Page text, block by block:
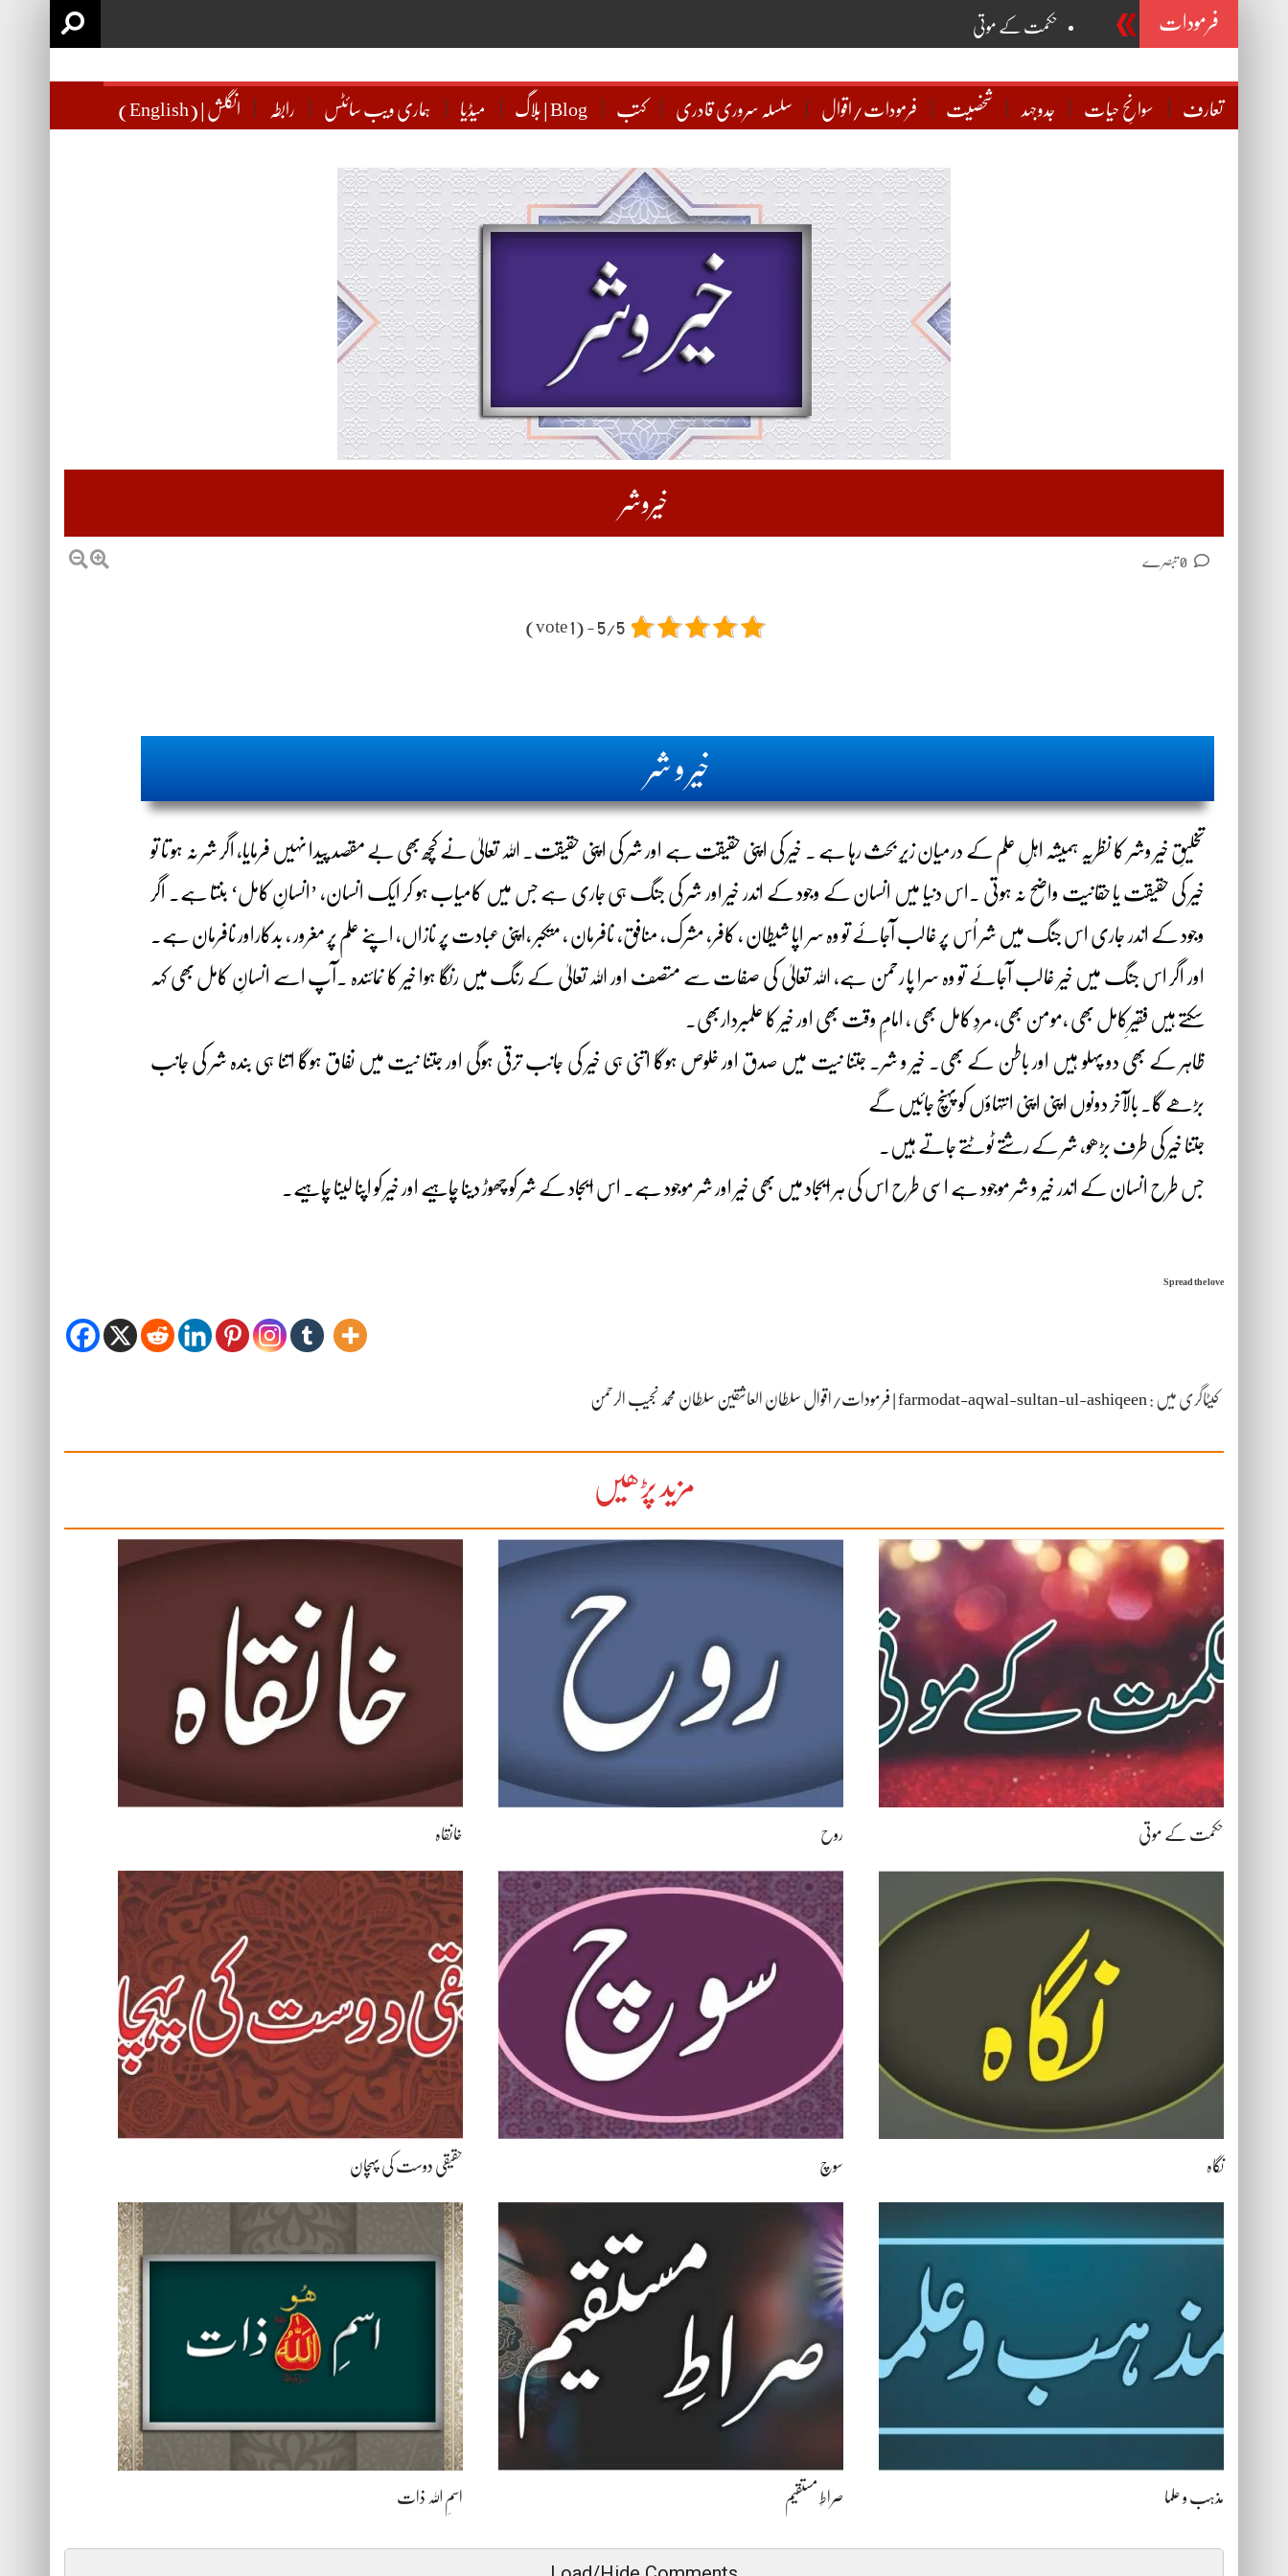
فرمودات حکمت کے موتی
نگاہ
تعارف سوانحِ حیات جدوجہد شخصیت فرمودات/اقوال سلسلہ سروری قادری کتب بلاگ | Blog میڈیا ہماری ویب سائٹس رابطہ (English) | انگلش
خیروشر
5/5 - (1 vote)
خیر و شر
تخلیقِ خیر وشر کا نظریہ ہمیشہ اہلِ علم کے درمیان زیرِ بحث رہا ہے ۔ خیر کی اپنی حقیقت ہے اور شر کی اپنی حقیقت۔ اللہ تعالیٰ نے کچھ بھی بے مقصد پیدا نہیں فرمایا، اگر شر نہ ہو تا تو
خیر کی حقیقت یا حقانیت واضح نہ ہوتی ۔اس دنیا میں انسان کے وجود کے اندر خیر اور شر کی جنگ ہی جاری ہے جس میں کامیاب ہو کر ایک انسان، ’انسانِ کامل‘ بنتا ہے۔ اگر
وجود کے اندر جاری اس جنگ میں شر اُس پر غالب آجائے تو وہ سر اپا شیطان ، کافر، مشرک، منافق، نافرمان ، متکبر ،اپنی عبادت پر نازاں، اپنے علم پر مغرور ، بدکاراور نافرمان ہے۔
اور اگر اس جنگ میں خیر غالب آجائے تو وہ سرا پا رحمن ہے، اللہ تعالیٰ کی صفات سے متصف اور اللہ تعالیٰ کے رنگ میں رنگا ہوا خیر کا نمائندہ ۔آپ اسے انسانِ کامل بھی کہہ
سکتے ہیں فقیرِکامل بھی ،مومن بھی، مردِ کامل بھی ، امامِ وقت بھی اور خیر کا علمبرداربھی۔
ظاہر کے بھی دو پہلو ہیں اور باطن کے بھی۔ خیر و شر۔ جتنا نیت میں صدق اور خلوص ہوگا اتنی ہی خیر کی جانب ترقی ہوگی اور جتنا نیت میں نفاق ہوگا اتنا ہی بندہ شر کی جانب
بڑھے گا۔ بالآخر دونوں اپنی اپنی انتہاؤں کو پہنچ جائیں گے
جتنا خیر کی طرف بڑھو، شر کے رشتے ٹوٹتے جاتے ہیں۔
جس طرح انسان کے اندر خیر و شر موجود ہے اسی طرح اس کی ہر ایجاد میں بھی خیر اور شر موجود ہے۔ اس ایجاد کے شر کو چھوڑ دینا چاہیے اور خیر کو اپنا لینا چاہیے۔
Spread the love
کیٹاگری میں : farmodat-aqwal-sultan-ul-ashiqeen | فرمودات/اقوال سلطان العاشقین سلطان محمد نجیب الرحمن
مزید پڑھیں
حکمت کے موتی روح خانقاہ
نگاہ سوچ حقیقی دوست کی پہچان
مذہب و علما صراطِ مستقیم اسمِ اللہ ذات